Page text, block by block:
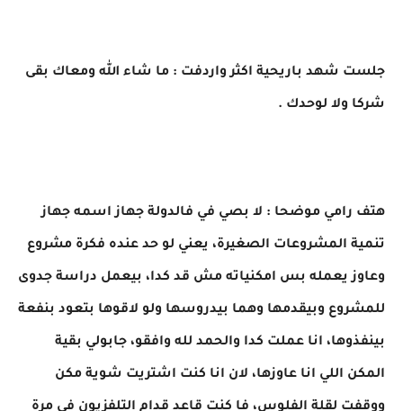
جلست شهد باريحية اكثر واردفت : ما شاء الله ومعاك بقى
شركا ولا لوحدك .
هتف رامي موضحا : لا بصي في فالدولة جهاز اسمه جهاز
تنمية المشروعات الصغيرة، يعني لو حد عنده فكرة مشروع
وعاوز يعمله بس امكنياته مش قد كدا، بيعمل دراسة جدوى
للمشروع وبيقدمها وهما بيدروسها ولو لاقوها بتعود بنفعة
بينفذوها، انا عملت كدا والحمد لله وافقو، جابولي بقية
المكن اللي انا عاوزها، لان انا كنت اشتريت شوية مكن
ووقفت لقلة الفلوس، فا كنت قاعد قدام التلفزيون في مرة